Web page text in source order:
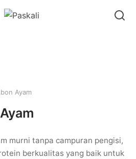
Ayam
murni tanpa campuran pengisi,
berkualitas yang baik untuk